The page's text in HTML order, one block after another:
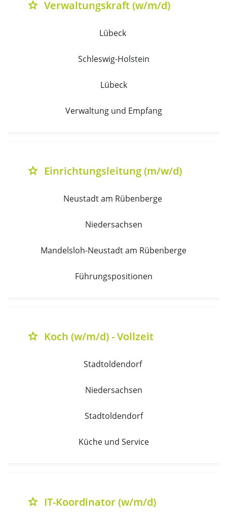
grade Verwaltungskraft (w/m/d)
Lübeck
Schleswig-Holstein
Lübeck
Verwaltung und Empfang
grade Einrichtungsleitung (m/w/d)
Neustadt am Rübenberge
Niedersachsen
Mandelsloh-Neustadt am Rübenberge
Führungspositionen
grade Koch (w/m/d) - Vollzeit
Stadtoldendorf
Niedersachsen
Stadtoldendorf
Küche und Service
grade IT-Koordinator (w/m/d)